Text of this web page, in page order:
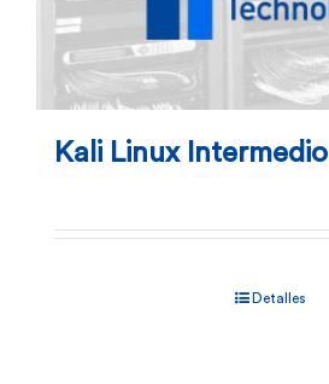
Kali Linux Intermedio
Detalles